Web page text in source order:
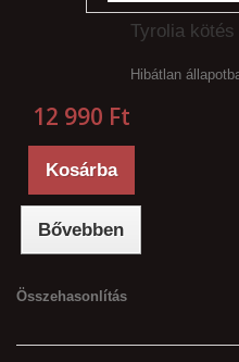
Tyrolia
Hibátlan
12 990 Ft‎
Kosárba
Bővebben
Összehasonlítás